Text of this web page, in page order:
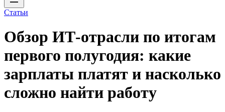
Статьи
Обзор ИТ-отрасли по итогам
первого полугодия: какие
зарплаты платят и насколько
сложно найти работу